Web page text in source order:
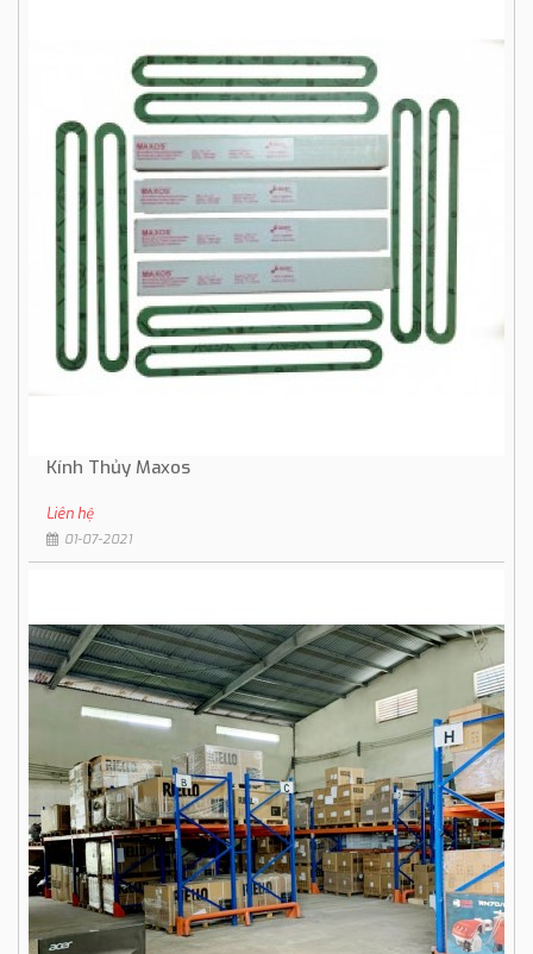
Kính Thủy Maxos
Liên hệ
01-07-2021